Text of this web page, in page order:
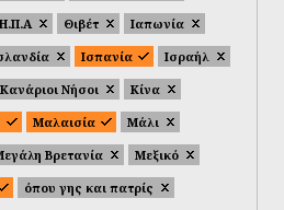
Η.Π.Α Θιβέτ
Ιαπωνία
Ισπανία
Ισραήλ
Κανάριοι Νήσοι
Κίνα
Μαλαισία
Μάλι
Βρετανία
Μεξικό
όπου γης και πατρίς